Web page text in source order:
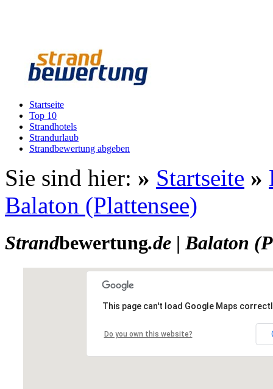
Startseite
Top 10
Strandhotels
Strandurlaub
Strandbewertung abgeben
Sie sind hier: » Startseite »
Balaton (Plattensee)
Strandbewertung.de |Balaton
This page can't load Google Maps
Do you own this website?